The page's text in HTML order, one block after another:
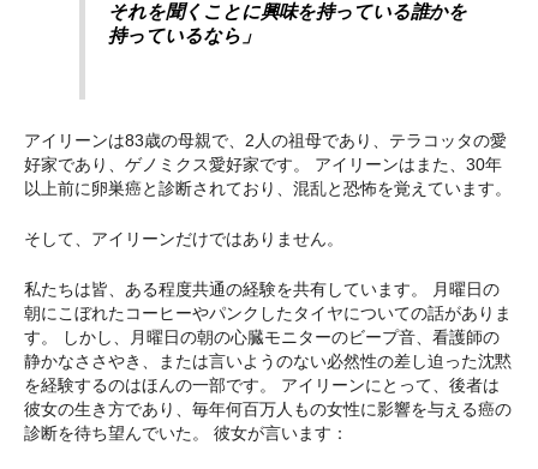
それを聞くことに興味を持っている誰かを
持っているなら」
アイリーンは83歳の母親で、2人の祖母であり、テラコッタの愛
好家であり、ゲノミクス愛好家です。 アイリーンはまた、30年
以上前に卵巣癌と診断されており、混乱と恐怖を覚えています。
そして、アイリーンだけではありません。
私たちは皆、ある程度共通の経験を共有しています。 月曜日の
朝にこぼれたコーヒーやパンクしたタイヤについての話がありま
す。 しかし、月曜日の朝の心臓モニターのビープ音、看護師の
静かなささやき、または言いようのない必然性の差し迫った沈黙
を経験するのはほんの一部です。 アイリーンにとって、後者は
彼女の生き方であり、毎年何百万人もの女性に影響を与える癌の
診断を待ち望んでいた。 彼女が言います：